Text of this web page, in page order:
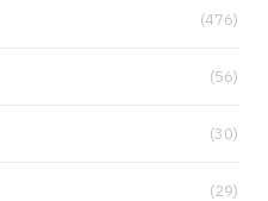
(476)
(56)
(30)
(29)